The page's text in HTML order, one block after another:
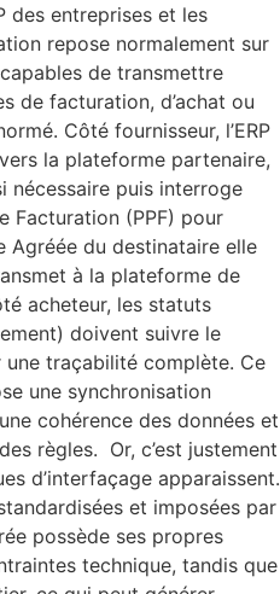
des entreprises et les
repose normalement sur
de transmettre
de facturation, d’achat ou
Côté fournisseur, l’ERP
la plateforme partenaire,
puis interroge
Facturation (PPF) pour
Agréée du destinataire elle
à la plateforme de
acheteur, les statuts
doivent suivre le
traçabilité complète. Ce
une synchronisation
cohérence des données et
règles. Or, c’est justement
d’interfaçage apparaissent.
et imposées par
possède ses propres
technique, tandis que